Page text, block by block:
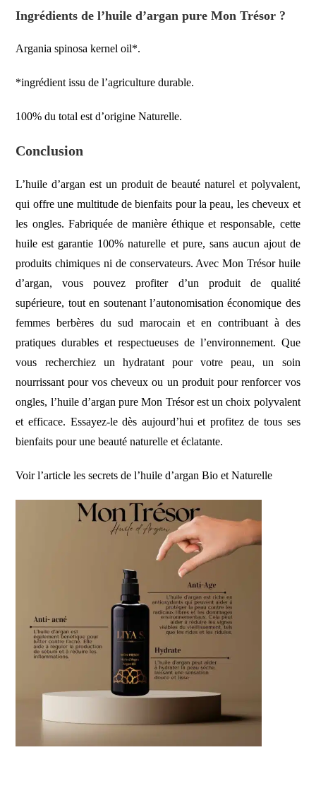
Ingrédients de l’huile d’argan pure Mon Trésor ?
Argania spinosa kernel oil*.
*ingrédient issu de l’agriculture durable.
100% du total est d’origine Naturelle.
Conclusion
L’huile d’argan est un produit de beauté naturel et polyvalent,
qui offre une multitude de bienfaits pour la peau, les cheveux et
les ongles. Fabriquée de manière éthique et responsable, cette
huile est garantie 100% naturelle et pure, sans aucun ajout de
produits chimiques ni de conservateurs. Avec Mon Trésor huile
d’argan, vous pouvez profiter d’un produit de qualité
supérieure, tout en soutenant l’autonomisation économique des
femmes berbères du sud marocain et en contribuant à des
pratiques durables et respectueuses de l’environnement. Que
vous recherchiez un hydratant pour votre peau, un soin
nourrissant pour vos cheveux ou un produit pour renforcer vos
ongles, l’huile d’argan pure Mon Trésor est un choix polyvalent
et efficace. Essayez-le dès aujourd’hui et profitez de tous ses
bienfaits pour une beauté naturelle et éclatante.
Voir l’articleles secrets de l’huile d’argan Bio et Naturelle